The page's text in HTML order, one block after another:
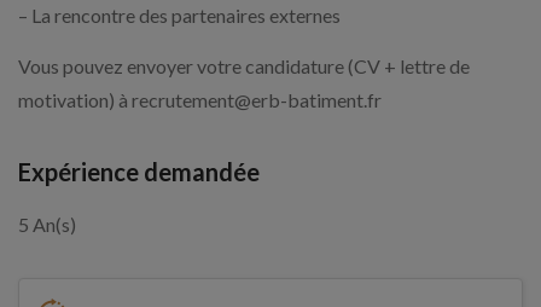
– La rencontre des partenaires externes
Vous pouvez envoyer votre candidature (CV + lettre de
motivation) à recrutement@erb-batiment.fr
Expérience demandée
5 An(s)